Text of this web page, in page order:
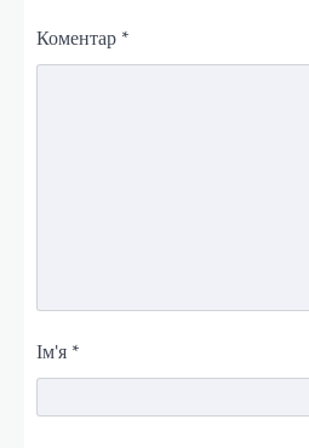
Коментар *
Ім'я *